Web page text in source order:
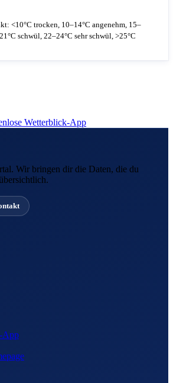
<10°C trocken, 10–14°C angenehm, 15–
schwül, 22–24°C sehr schwül, >25°C
Wetterblick-App
Wir bringen dir die Daten, die du
App